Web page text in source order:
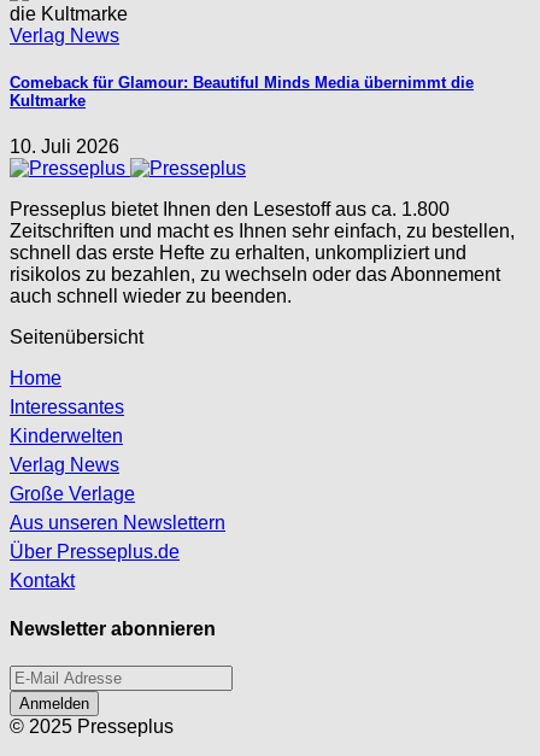
Verlag News
Comeback für Glamour: Beautiful Minds Media übernimmt die
Kultmarke
10. Juli 2026
Presseplus bietet Ihnen den Lesestoff aus ca. 1.800
Zeitschriften und macht es Ihnen sehr einfach, zu bestellen,
schnell das erste Hefte zu erhalten, unkompliziert und
risikolos zu bezahlen, zu wechseln oder das Abonnement
auch schnell wieder zu beenden.
Seitenübersicht
Home
Interessantes
Kinderwelten
Verlag News
Große Verlage
Aus unseren Newslettern
Über Presseplus.de
Kontakt
Newsletter abonnieren
Anmelden
© 2025 Presseplus